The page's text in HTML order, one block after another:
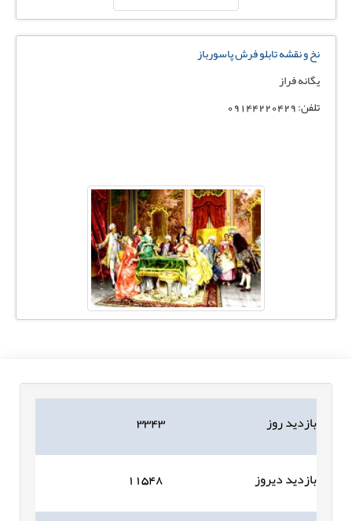
نخ و نقشه تابلو فرش پاسورباز
يگانه فراز
تلفن: 09144220429
بازدید روز ۳۳۴۳
بازدید دیروز ۱۱۵۴۸